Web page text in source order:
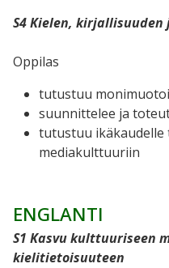
S4 Kielen,
Oppilas
tutustuu
suunnittelee ja
tutustuu
mediakulttuuriin
ENGLANTI
S1 Kasvu kulttuuriseen
kielitietoisuuteen